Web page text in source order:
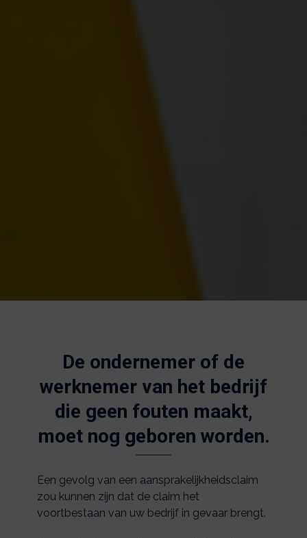
De ondernemer of de
werknemer van het bedrijf
die geen fouten maakt,
moet nog geboren worden.
Een gevolg van een aansprakelijkheidsclaim
zou kunnen zijn dat de claim het
voortbestaan van uw bedrijf in gevaar brengt.